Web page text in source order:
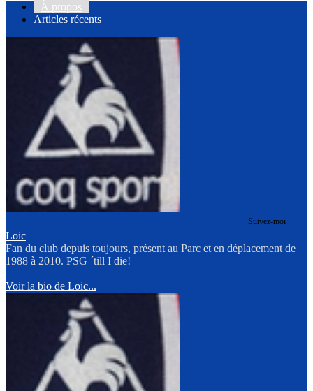
À propos
Articles récents
Suivez-moi
Loic
Fan du club depuis toujours, présent au Parc et en déplacement de
1988 à 2010. PSG ´till I die!
Voir la bio de Loic...